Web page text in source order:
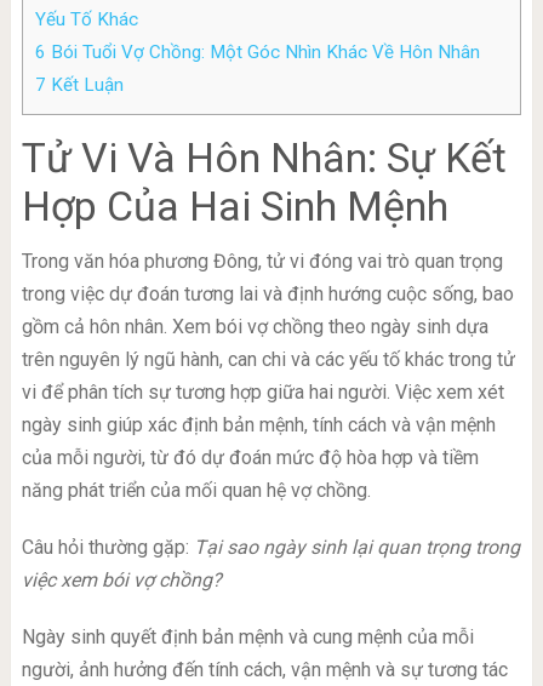
Yếu Tố Khác
6 Bói Tuổi Vợ Chồng: Một Góc Nhìn Khác Về Hôn Nhân
7 Kết Luận
Tử Vi Và Hôn Nhân: Sự Kết
Hợp Của Hai Sinh Mệnh
Trong văn hóa phương Đông, tử vi đóng vai trò quan trọng
trong việc dự đoán tương lai và định hướng cuộc sống, bao
gồm cả hôn nhân. Xem bói vợ chồng theo ngày sinh dựa
trên nguyên lý ngũ hành, can chi và các yếu tố khác trong tử
vi để phân tích sự tương hợp giữa hai người. Việc xem xét
ngày sinh giúp xác định bản mệnh, tính cách và vận mệnh
của mỗi người, từ đó dự đoán mức độ hòa hợp và tiềm
năng phát triển của mối quan hệ vợ chồng.
Câu hỏi thường gặp: Tại sao ngày sinh lại quan trọng trong
việc xem bói vợ chồng?
Ngày sinh quyết định bản mệnh và cung mệnh của mỗi
người, ảnh hưởng đến tính cách, vận mệnh và sự tương tác